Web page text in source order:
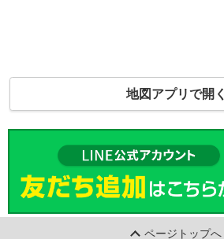
地図アプリで開く
ページトップへ